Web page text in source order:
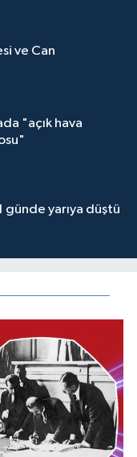
ve Can
"açık hava
günde yarıya düştü